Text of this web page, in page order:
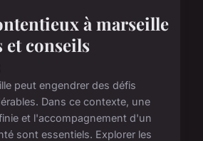
à marseille
et conseils
peut engendrer des défis
Dans ce contexte, une
et l'accompagnement d'un
sont essentiels. Explorer les